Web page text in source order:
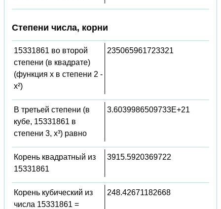
Степени числа, корни
15331861 во второй
степени (в квадрате)
(функция x в степени 2 -
x²)
235065961723321
В третьей степени (в
кубе, 15331861 в
степени 3, x³) равно
3.6039986509733E+21
Корень квадратный из
15331861
3915.5920369722
Корень кубический из
числа 15331861 =
248.42671182668